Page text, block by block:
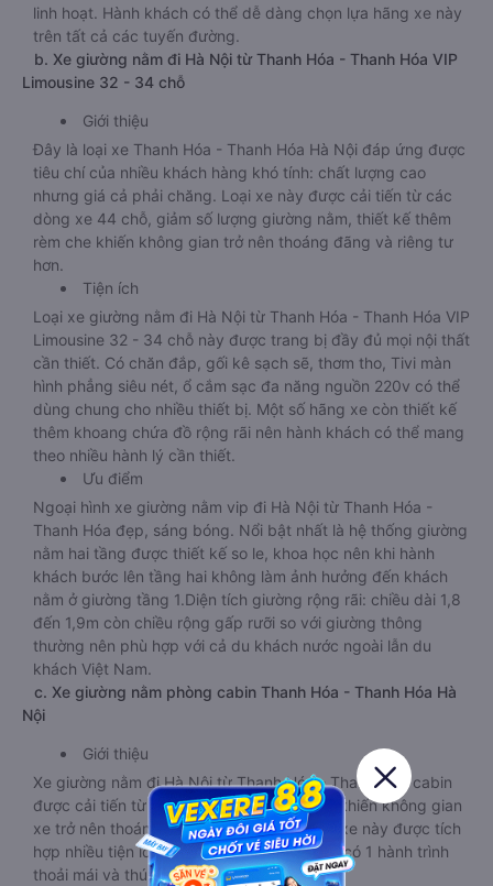
linh hoạt. Hành khách có thể dễ dàng chọn lựa hãng xe này
trên tất cả các tuyến đường.
b. Xe giường nằm đi Hà Nội từ Thanh Hóa - Thanh Hóa VIP
Limousine 32 - 34 chỗ
Giới thiệu
Đây là loại xe Thanh Hóa - Thanh Hóa Hà Nội đáp ứng được
tiêu chí của nhiều khách hàng khó tính: chất lượng cao
nhưng giá cả phải chăng. Loại xe này được cải tiến từ các
dòng xe 44 chỗ, giảm số lượng giường nằm, thiết kế thêm
rèm che khiến không gian trở nên thoáng đãng và riêng tư
hơn.
Tiện ích
Loại xe giường nằm đi Hà Nội từ Thanh Hóa - Thanh Hóa VIP
Limousine 32 - 34 chỗ này được trang bị đầy đủ mọi nội thất
cần thiết. Có chăn đắp, gối kê sạch sẽ, thơm tho, Tivi màn
hình phẳng siêu nét, ổ cắm sạc đa năng nguồn 220v có thể
dùng chung cho nhiều thiết bị. Một số hãng xe còn thiết kế
thêm khoang chứa đồ rộng rãi nên hành khách có thể mang
theo nhiều hành lý cần thiết.
Ưu điểm
Ngoại hình xe giường nằm vip đi Hà Nội từ Thanh Hóa -
Thanh Hóa đẹp, sáng bóng. Nổi bật nhất là hệ thống giường
nằm hai tầng được thiết kế so le, khoa học nên khi hành
khách bước lên tầng hai không làm ảnh hưởng đến khách
nằm ở giường tầng 1.Diện tích giường rộng rãi: chiều dài 1,8
đến 1,9m còn chiều rộng gấp rưỡi so với giường thông
thường nên phù hợp với cả du khách nước ngoài lẫn du
khách Việt Nam.
c. Xe giường nằm phòng cabin Thanh Hóa - Thanh Hóa Hà
Nội
Giới thiệu
Xe giường nằm đi Hà Nội từ Thanh Hóa - Thanh Hóa cabin
được cải tiến từ xe giường thường 44 chỗ khiến không gian
xe trở nên thoáng đãng, rộng rãi hơn. Loại xe này được tích
hợp nhiều tiện ích trên xe giúp hành khách có 1 hành trình
thoải mái và thú vị.